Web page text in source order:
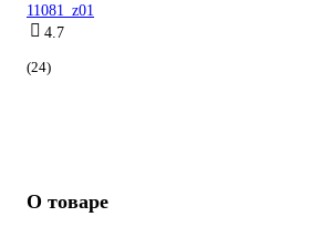
11081_z01
4.7
(24)
О товаре